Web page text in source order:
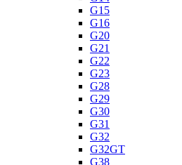
G15
G16
G20
G21
G22
G23
G28
G29
G30
G31
G32
G32GT
G38